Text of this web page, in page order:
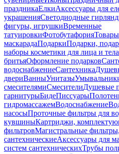
праздникаЕлкиАксессуары для
украшенияСветодиодные
фигуры, игрушкиВременные
татуировкиФотобутафория
маскарадаПодаркиПодарки,
наборы косметики для лица и тела
бритьяОформление подарков
водоснабжениеСантехника
двериВанныУнитазы
смесителямиСмесителиДушевые
гарнитурыБидеПиссуары
гидромассажемВодоснабжение
насосыПроточные фильтры для
кувшиныКартриджи,
фильтровМагистральные
сантехническиеАксессуары для
систем сантехническихТрубы